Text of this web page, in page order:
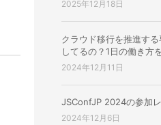
2025年12月18日
クラウド移行を推進す
してるの？1日の働き方
2024年12月11日
JSConfJP 2024の参加
2024年12月6日